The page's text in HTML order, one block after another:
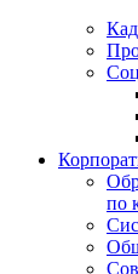
по